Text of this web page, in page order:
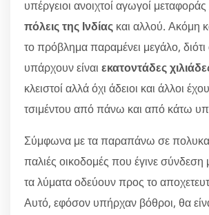
υπέργειοι ανοιχτοί αγωγοί
πόλεις της Ινδίας και αλλού. Ακόμη
το πρόβλημα παραμένει μεγάλο,
υπάρχουν είναι εκατοντάδες
κλειστοί αλλά όχι άδειοι και άλλοι
τσιμέντου από πάνω και από κάτω
Σύμφωνα με τα παραπάνω σε
παλιές οικοδομές που έγινε
τα λύματα οδεύουν προς το
Αυτό, εφόσον υπήρχαν βόθροι, θα